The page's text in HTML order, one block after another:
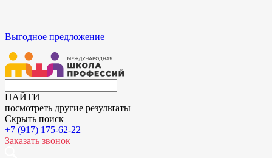
Выгодное предложение
НАЙТИ
посмотреть другие результаты
Скрыть поиск
+7 (917) 175-62-22
Заказать звонок